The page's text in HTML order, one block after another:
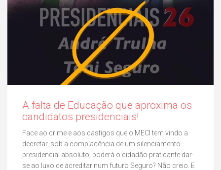
A falta de Educação que aproxima os
candidatos presidenciais!
Face ao crime e aos castigos que o MECI tem vindo a
decretar, sob a complacência de um silenciamento
presidencial absoluto, poderá o cidadão praticante dar-
se ao luxo de acreditar num futuro Seguro? Não creio. E